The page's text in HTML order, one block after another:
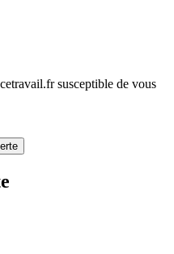
susceptible de vous